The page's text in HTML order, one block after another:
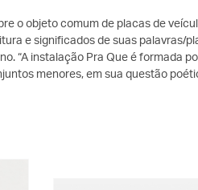
o objeto comum de placas de
e significados de suas palavras/
“A instalação Pra Que é formada
menores, em sua questão